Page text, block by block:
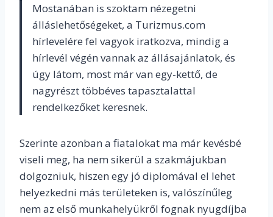
Mostanában is szoktam nézegetni
álláslehetőségeket, a Turizmus.com
hírlevelére fel vagyok iratkozva, mindig a
hírlevél végén vannak az állásajánlatok, és
úgy látom, most már van egy-kettő, de
nagyrészt többéves tapasztalattal
rendelkezőket keresnek.
Szerinte azonban a fiatalokat ma már kevésbé
viseli meg, ha nem sikerül a szakmájukban
dolgozniuk, hiszen egy jó diplomával el lehet
helyezkedni más területeken is, valószínűleg
nem az első munkahelyükről fognak nyugdíjba